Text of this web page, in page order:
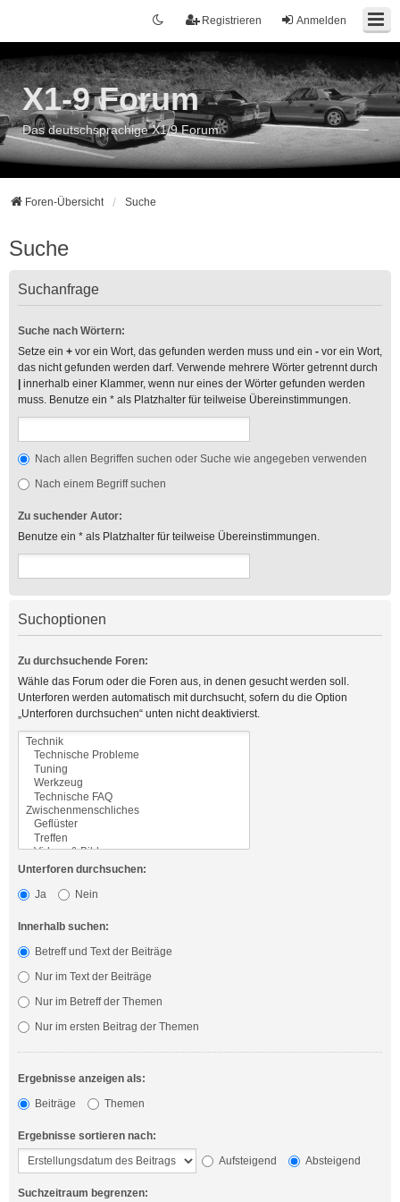
Anmelden
Registrieren
X1-9 Forum
Das deutschsprachige X1/9 Forum
Foren-Übersicht Suche
Suche
Suchanfrage
Suche nach Wörtern:
Setze ein + vor ein Wort, das gefunden werden muss und ein - vor ein Wort,
das nicht gefunden werden darf. Verwende mehrere Wörter getrennt durch
innerhalb einer Klammer, wenn nur eines der Wörter gefunden werden
muss. Benutze ein * als Platzhalter für teilweise Übereinstimmungen.
Nach allen Begriffen suchen oder Suche wie angegeben verwenden
Nach einem Begriff suchen
Zu suchender Autor:
Benutze ein * als Platzhalter für teilweise Übereinstimmungen.
Suchoptionen
Zu durchsuchende Foren:
Wähle das Forum oder die Foren aus, in denen gesucht werden soll.
Unterforen werden automatisch mit durchsucht, sofern du die Option
„Unterforen durchsuchen“ unten nicht deaktivierst.
Unterforen durchsuchen:
Ja
Nein
Innerhalb suchen:
Betreff und Text der Beiträge
Nur im Text der Beiträge
Nur im Betreff der Themen
Nur im ersten Beitrag der Themen
Ergebnisse anzeigen als:
Beiträge
Themen
Ergebnisse sortieren nach:
Aufsteigend
Absteigend
Suchzeitraum begrenzen: